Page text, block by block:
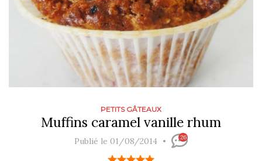
PETITS GÂTEAUX
Muffins caramel vanille rhum
Publié le 01/08/2014 26